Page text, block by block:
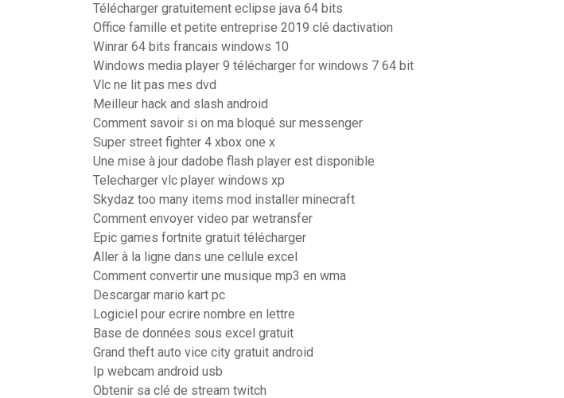
Télécharger gratuitement eclipse java 64 bits
Office famille et petite entreprise 2019 clé dactivation
Winrar 64 bits francais windows 10
Windows media player 9 télécharger for windows 7 64 bit
Vlc ne lit pas mes dvd
Meilleur hack and slash android
Comment savoir si on ma bloqué sur messenger
Super street fighter 4 xbox one x
Une mise à jour dadobe flash player est disponible
Telecharger vlc player windows xp
Skydaz too many items mod installer minecraft
Comment envoyer video par wetransfer
Epic games fortnite gratuit télécharger
Aller à la ligne dans une cellule excel
Comment convertir une musique mp3 en wma
Descargar mario kart pc
Logiciel pour ecrire nombre en lettre
Base de données sous excel gratuit
Grand theft auto vice city gratuit android
Ip webcam android usb
Obtenir sa clé de stream twitch